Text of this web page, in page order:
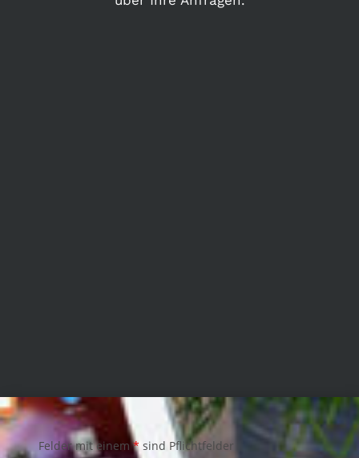
Felder mit einem* sind Pflichtfelder